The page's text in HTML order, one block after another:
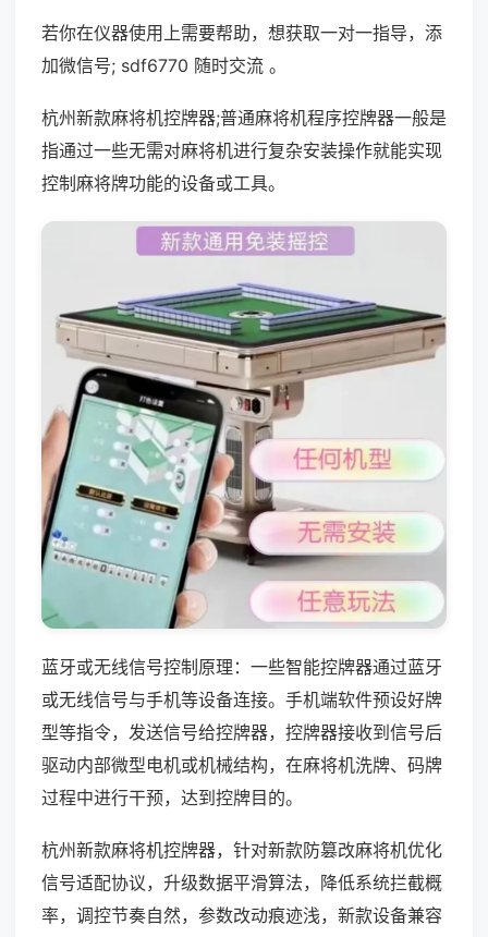
若你在仪器使用上需要帮助，想获取一对一指导，添
加微信号; sdf6770 随时交流 。
杭州新款麻将机控牌器;普通麻将机程序控牌器一般是
指通过一些无需对麻将机进行复杂安装操作就能实现
控制麻将牌功能的设备或工具。
蓝牙或无线信号控制原理：一些智能控牌器通过蓝牙
或无线信号与手机等设备连接。手机端软件预设好牌
型等指令，发送信号给控牌器，控牌器接收到信号后
驱动内部微型电机或机械结构，在麻将机洗牌、码牌
过程中进行干预，达到控牌目的。
杭州新款麻将机控牌器，针对新款防篡改麻将机优化
信号适配协议，升级数据平滑算法，降低系统拦截概
率，调控节奏自然，参数改动痕迹浅，新款设备兼容